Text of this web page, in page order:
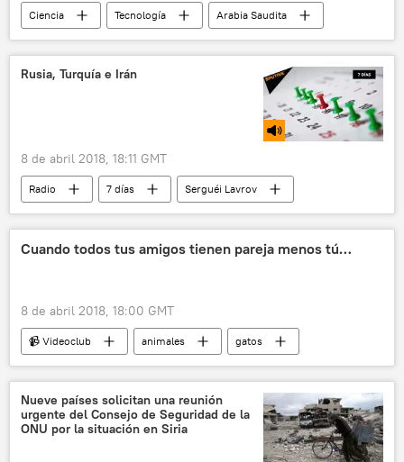
Ciencia Tecnología
Arabia Saudita
Antónov
An-225 Mriya
aterrizaje
pista de aterrizaje
Rusia, Turquía e Irán
8 de abril 2018, 18:11 GMT
Radio 7 días
Serguéi Lavrov
Wang Yi
Serguéi Skripal
OTAN
VII Conferencia de Seguridad Internacional de Moscú
Cuando todos tus amigos tienen pareja menos tú…
8 de abril 2018, 18:00 GMT
📹 Videoclub animales
gatos
perros
Nueve países solicitan una reunión
urgente del Consejo de Seguridad de la
ONU por la situación en Siria